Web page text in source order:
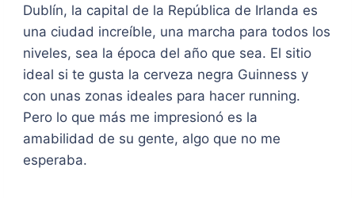
Dublín, la capital de la República de Irlanda es
una ciudad increíble, una marcha para todos los
niveles, sea la época del año que sea. El sitio
ideal si te gusta la cerveza negra Guinness y
con unas zonas ideales para hacer running.
Pero lo que más me impresionó es la
amabilidad de su gente, algo que no me
esperaba.